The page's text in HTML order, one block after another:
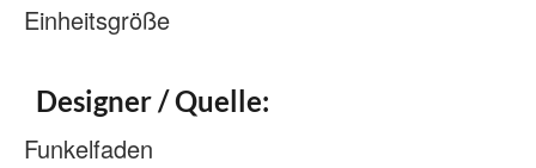
Einheitsgröße
Designer / Quelle:
Funkelfaden